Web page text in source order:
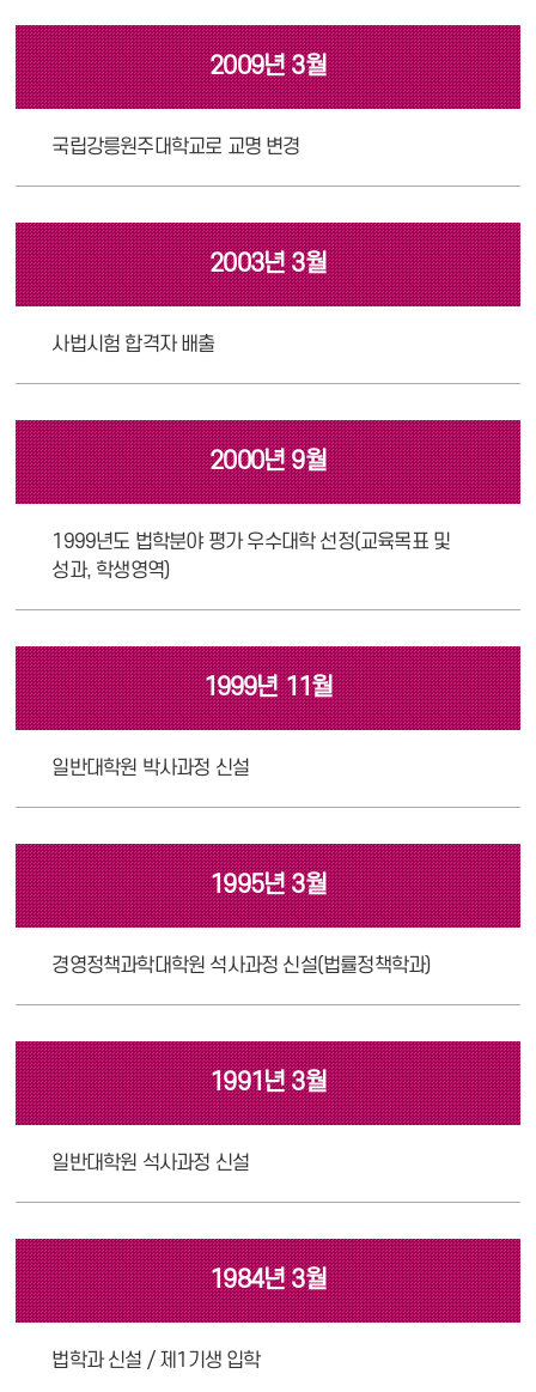
2009년 3월
국립강릉원주대학교로 교명 변경
2003년 3월
사법시험 합격자 배출
2000년 9월
1999년도 법학분야 평가 우수대학 선정(교육목표 및
성과, 학생영역)
1999년 11월
일반대학원 박사과정 신설
1995년 3월
경영정책과학대학원 석사과정 신설(법률정책학과)
1991년 3월
일반대학원 석사과정 신설
1984년 3월
법학과 신설 / 제1기생 입학